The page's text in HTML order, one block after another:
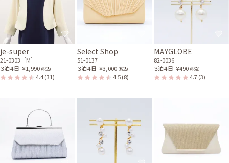
身長155cm【Sサイズ】 (バスト：B70)
30代後半
2024/03/03
結婚式 (友人として)
サイズはやや小さく、丈はひざ下でした。
レンタル/購入した商品
グリーンのボタニカルご祝
儀袋
je-super
21-0303［M］
３泊４日 ￥1,990 (税込)
4.4(31)
Select Shop
51-0137
３泊４日 ￥3,000 (税込)
4.5(8)
MAYGLOBE
82-0036
３泊４日 ￥490 (税込)
4.7(3)